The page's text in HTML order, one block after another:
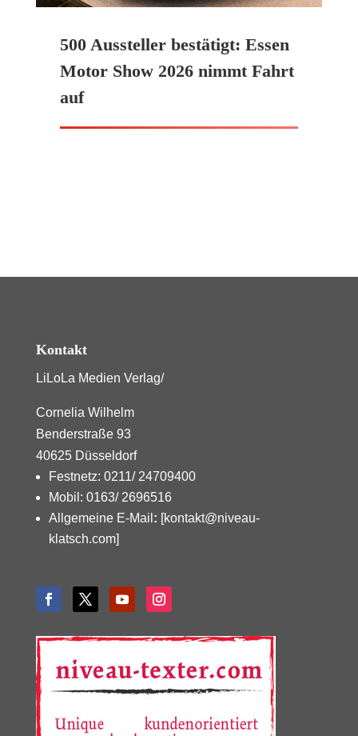
500 Aussteller bestätigt: Essen
Motor Show 2026 nimmt Fahrt
auf
Kontakt
LiLoLa Medien Verlag/
Cornelia Wilhelm
Benderstraße 93
40625 Düsseldorf
Festnetz: 0211/ 24709400
Mobil: 0163/ 2696516
Allgemeine E-Mail : [kontakt@niveau-
klatsch.com]